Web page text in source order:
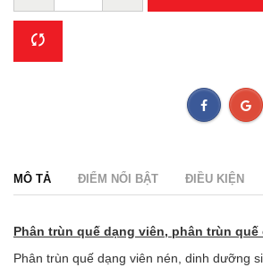
MÔ TẢ ĐIỂM NỔI BẬT ĐIỀU KIỆN
Phân trùn quế dạng viên, phân trùn quế
Phân trùn quế dạng viên nén, dinh dưỡng